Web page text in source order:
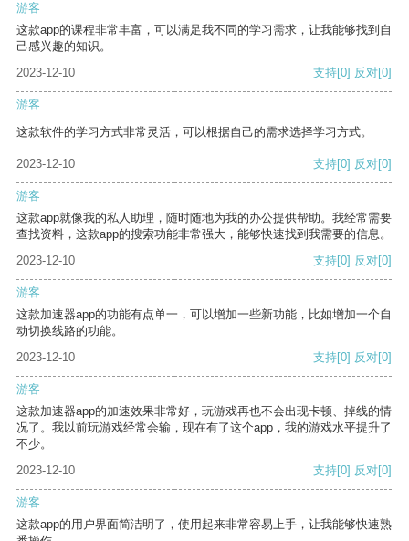
游客
这款app的课程非常丰富，可以满足我不同的学习需求，让我能够找到自
己感兴趣的知识。
2023-12-10
支持[0] 反对[0]
游客
这款软件的学习方式非常灵活，可以根据自己的需求选择学习方式。
2023-12-10 支持[0] 反对[0]
游客
这款app就像我的私人助理，随时随地为我的办公提供帮助。我经常需要
查找资料，这款app的搜索功能非常强大，能够快速找到我需要的信息。
2023-12-10
支持[0] 反对[0]
游客
这款加速器app的功能有点单一，可以增加一些新功能，比如增加一个自
动切换线路的功能。
2023-12-10
支持[0] 反对[0]
游客
这款加速器app的加速效果非常好，玩游戏再也不会出现卡顿、掉线的情
况了。我以前玩游戏经常会输，现在有了这个app，我的游戏水平提升了
不少。
2023-12-10
支持[0] 反对[0]
游客
这款app的用户界面简洁明了，使用起来非常容易上手，让我能够快速熟